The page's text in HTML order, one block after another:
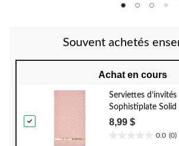
Souvent achetés
Achat en cours
Serviettes
Sophistiplate Solid
8,99 $
0.0 (0)